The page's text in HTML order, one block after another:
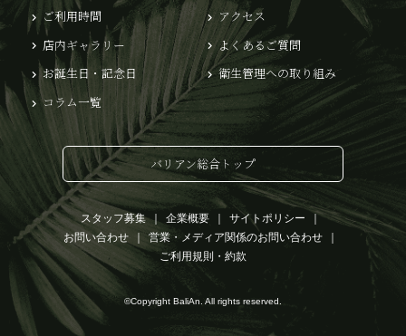
ご利用時間
店内ギャラリー
お誕生日・記念日
コラム一覧
アクセス
よくあるご質問
衛生管理への取り組み
バリアン総合トップ
スタッフ募集 企業概要
サイトポリシー
お問い合わせ
営業・メディア関係のお問い合わせ
ご利用規則・約款
©Copyright BaliAn. All rights reserved.